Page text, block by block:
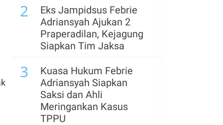
2
Eks Jampidsus Febrie
Adriansyah Ajukan 2
Praperadilan, Kejagung
Siapkan Tim Jaksa
3
Kuasa Hukum Febrie
Adriansyah Siapkan
Saksi dan Ahli
Meringankan Kasus
TPPU